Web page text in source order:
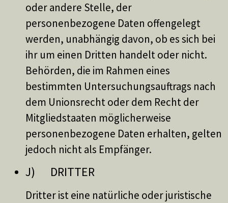
oder andere Stelle, der
personenbezogene Daten offengelegt
werden, unabhängig davon, ob es sich bei
ihr um einen Dritten handelt oder nicht.
Behörden, die im Rahmen eines
bestimmten Untersuchungsauftrags nach
dem Unionsrecht oder dem Recht der
Mitgliedstaaten möglicherweise
personenbezogene Daten erhalten, gelten
jedoch nicht als Empfänger.
J) DRITTER
Dritter ist eine natürliche oder juristische